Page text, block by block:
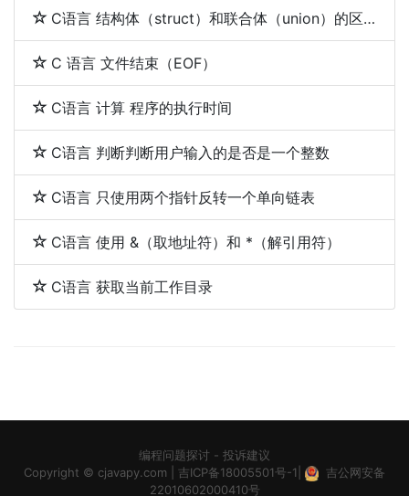
C语言 结构体（struct）和联合体（union）的区别
C 语言 文件结束（EOF）
C语言 计算 程序的执行时间
C语言 判断判断用户输入的是否是一个整数
C语言 只使用两个指针反转一个单向链表
C语言 使用 &（取地址符）和 *（解引用符）
C语言 获取当前工作目录
编程问题探讨 - 投诉建议
Copyright © cjavapy.com 吉ICP备18005501号-1
吉公网安备
22010602000410号